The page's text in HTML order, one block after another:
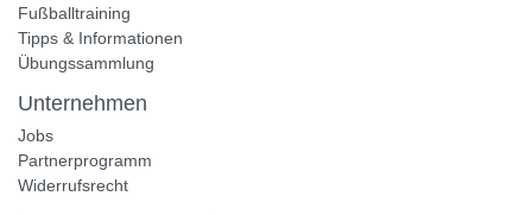
Fußballtraining
Tipps & Informationen
Übungssammlung
Unternehmen
Jobs
Partnerprogramm
Widerrufsrecht